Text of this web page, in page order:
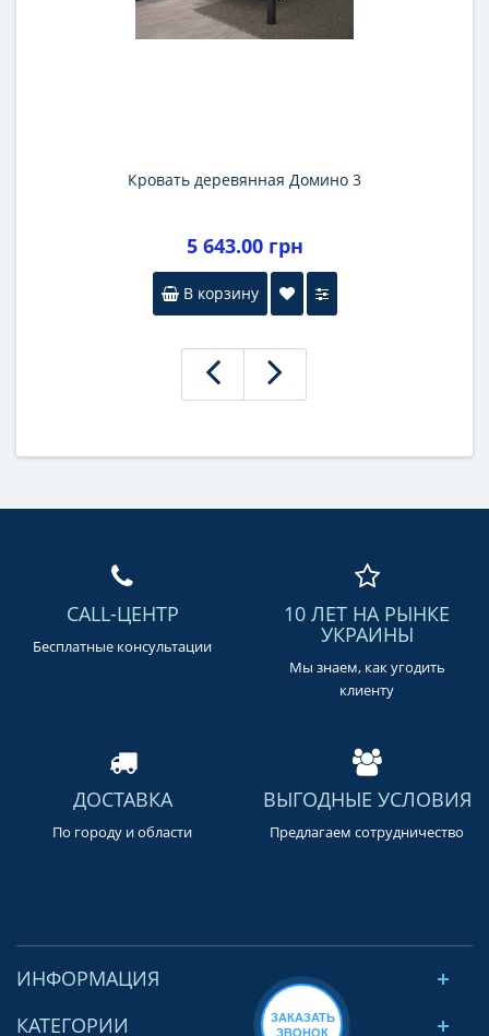
Кровать деревянная Домино 3
5 643.00 грн
В корзину
CALL-ЦЕНТР
Бесплатные консультации
10 ЛЕТ НА РЫНКЕ
УКРАИНЫ
Мы знаем, как угодить
клиенту
ДОСТАВКА
По городу и области
ВЫГОДНЫЕ УСЛОВИЯ
Предлагаем сотрудничество
ИНФОРМАЦИЯ
КАТЕГОРИИ
ЗАКАЗАТЬ
ЗВОНОК